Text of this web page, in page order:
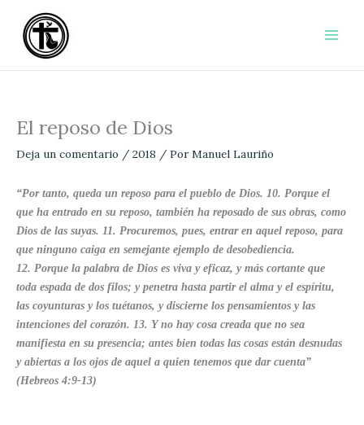
contenido
El reposo de Dios
Deja un comentario / 2018 / PorManuel Lauriño
“Por tanto, queda un reposo para el pueblo de Dios. 10. Porque el
que ha entrado en su reposo, también ha reposado de sus obras, como
Dios de las suyas. 11. Procuremos, pues, entrar en aquel reposo, para
que ninguno caiga en semejante ejemplo de desobediencia.
12. Porque la palabra de Dios es viva y eficaz, y más cortante que
toda espada de dos filos; y penetra hasta partir el alma y el espíritu,
las coyunturas y los tuétanos, y discierne los pensamientos y las
intenciones del corazón. 13. Y no hay cosa creada que no sea
manifiesta en su presencia; antes bien todas las cosas están desnudas
y abiertas a los ojos de aquel a quien tenemos que dar cuenta”
(Hebreos 4:9-13)